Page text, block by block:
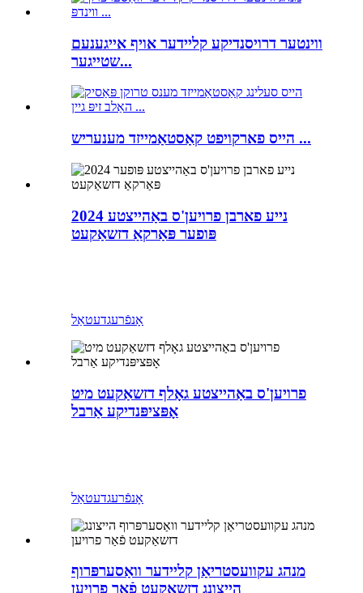
ווינטער דרויסנדיקע קליידער אויף אייגענעם
שטייגער...
הייס פארקויפט קאַסטאַמייזד מענעריש ...
2024 נייע פארבן פרויען'ס באַהייצטע
פּופער פּאַרקאַ דזשאַקעט
אָנפֿרעגדעטאַל
פרויען'ס באַהייצטע גאָלף דזשאַקעט מיט
אָפּציפּנדיקע אַרבל
אָנפֿרעגדעטאַל
מנהג עקוועסטריאַן קליידער וואַסערפּרוף
הייצונג דזשאַקעט פֿאַר פרויען